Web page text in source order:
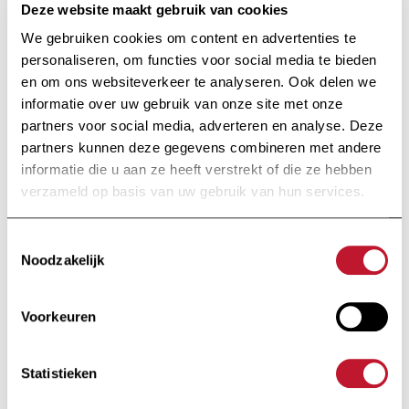
Deze website maakt gebruik van cookies
We gebruiken cookies om content en advertenties te
personaliseren, om functies voor social media te bieden
en om ons websiteverkeer te analyseren. Ook delen we
informatie over uw gebruik van onze site met onze
partners voor social media, adverteren en analyse. Deze
partners kunnen deze gegevens combineren met andere
informatie die u aan ze heeft verstrekt of die ze hebben
verzameld op basis van uw gebruik van hun services.
Noodzakelijk
Voorkeuren
Statistieken
(nieuwe letsels of toename in
volume van reeds bestaande
letsels). Determ 'progressie'duidt
op de verergering van de
symptomen en de handicap zoals
gemeten met de EDSS-schaal en de
voormelde aanvullende
onderzoeken.
Het moet benadrukt worden dat de
ernst en de activiteit van de ziekte
aanzienlijk, maar onvoorspelbaar
kunnen veranderen tijdens het
'goedaardige' MS wijst altijd op een